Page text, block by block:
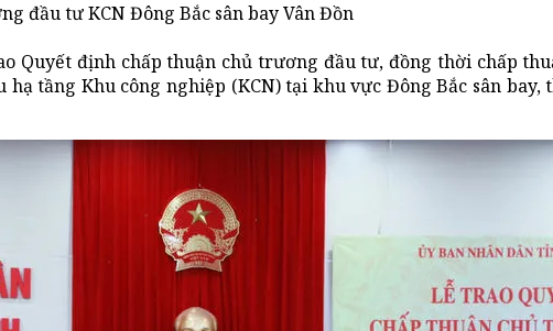
đầu tư KCN Đông Bắc sân bay Vân Đồn
Quyết định chấp thuận chủ trương đầu tư, đồng thời chấp
tầng Khu công nghiệp (KCN) tại khu vực Đông Bắc sân bay,